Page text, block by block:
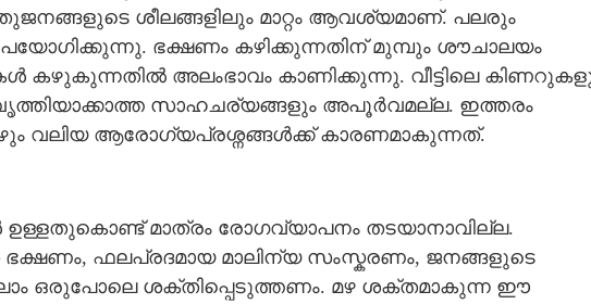
ശീലങ്ങളിലും മാറ്റം ആവശ്യമാണ്. പലരും
ഉപയോഗിക്കുന്നു. ഭക്ഷണം കഴിക്കുന്നതിന് മുമ്പും ശൗചാലയം
കഴുകുന്നതിൽ അലംഭാവം കാണിക്കുന്നു. വീട്ടിലെ
വൃത്തിയാക്കാത്ത സാഹചര്യങ്ങളും അപൂർവമല്ല. ഇത്തരം
വലിയ ആരോഗ്യപ്രശ്നങ്ങൾക്ക് കാരണമാകുന്നത്.
മാത്രം രോഗവ്യാപനം തടയാനാവില്ല.
ഫലപ്രദമായ മാലിന്യ സംസ്കരണം, ജനങ്ങളുടെ
ഒരുപോലെ ശക്തിപ്പെടുത്തണം. മഴ ശക്തമാകുന്ന ഈ
ഷിഗെല്ല;
ചികിത്സയേക്കാൾ
Share this link
Copy Link